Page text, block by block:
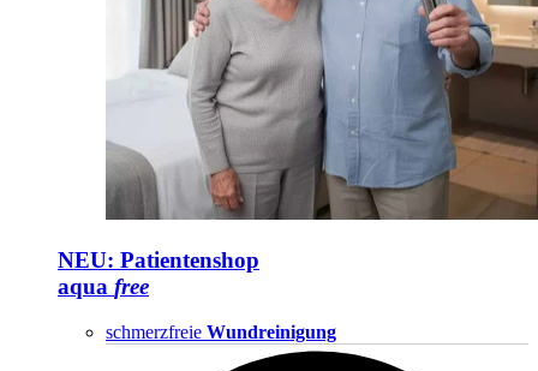
NEU: Patientenshop
aqua free
schmerzfreie Wundreinigung